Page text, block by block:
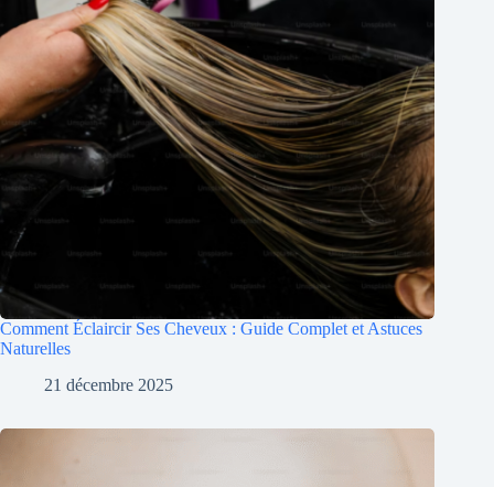
Comment Éclaircir Ses Cheveux : Guide Complet et Astuces
Naturelles
21 décembre 2025